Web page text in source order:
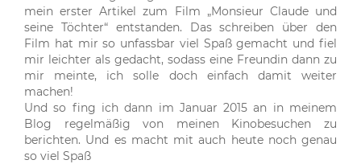
mein erster Artikel zum Film „Monsieur Claude und
seine Töchter“ entstanden. Das schreiben über den
Film hat mir so unfassbar viel Spaß gemacht und fiel
mir leichter als gedacht, sodass eine Freundin dann zu
mir meinte, ich solle doch einfach damit weiter
machen!
Und so fing ich dann im Januar 2015 an in meinem
Blog regelmäßig von meinen Kinobesuchen zu
berichten. Und es macht mit auch heute noch genau
so viel Spaß